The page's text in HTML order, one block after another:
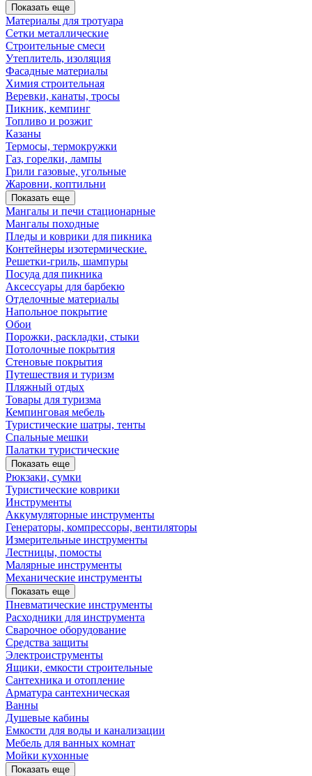
Показать еще
Материалы для тротуара
Сетки металлические
Строительные смеси
Утеплитель, изоляция
Фасадные материалы
Химия строительная
Веревки, канаты, тросы
Пикник, кемпинг
Топливо и розжиг
Казаны
Термосы, термокружки
Газ, горелки, лампы
Грили газовые, угольные
Жаровни, коптильни
Показать еще
Мангалы и печи стационарные
Мангалы походные
Пледы и коврики для пикника
Контейнеры изотермические.
Решетки-гриль, шампуры
Посуда для пикника
Аксессуары для барбекю
Отделочные материалы
Напольное покрытие
Обои
Порожки, раскладки, стыки
Потолочные покрытия
Стеновые покрытия
Путешествия и туризм
Пляжный отдых
Товары для туризма
Кемпинговая мебель
Туристические шатры, тенты
Спальные мешки
Палатки туристические
Показать еще
Рюкзаки, сумки
Туристические коврики
Инструменты
Аккумуляторные инструменты
Генераторы, компрессоры, вентиляторы
Измерительные инструменты
Лестницы, помосты
Малярные инструменты
Механические инструменты
Показать еще
Пневматические инструменты
Расходники для инструмента
Сварочное оборудование
Средства защиты
Электроиструменты
Ящики, емкости строительные
Сантехника и отопление
Арматура сантехническая
Ванны
Душевые кабины
Емкости для воды и канализации
Мебель для ванных комнат
Мойки кухонные
Показать еще